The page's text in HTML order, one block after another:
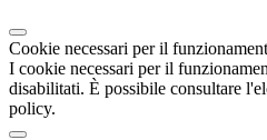
Cookie necessari per il
I cookie necessari per il
disabilitati. È possibile consultare
policy.